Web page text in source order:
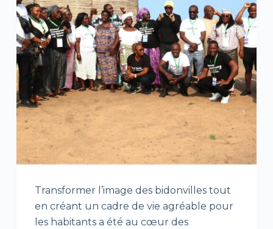
Transformer l’image des bidonvilles tout
en créant un cadre de vie agréable pour
les habitants a été au cœur des